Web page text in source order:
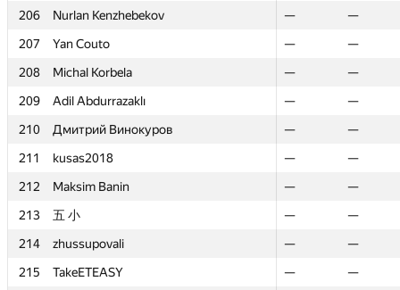
206
Nurlan Kenzhebekov —
—
207
Yan Couto —
—
208
Michal Korbela —
—
209
Adil Abdurrazaklı —
—
210
Дмитрий Винокуров —
—
211
kusas2018 —
—
212
Maksim Banin —
—
213
五 小 —
—
214
zhussupovali —
—
215
TakeETEASY —
—
206
Nurlan Kenzhebekov —
—
207
Yan Couto —
—
208
Michal Korbela —
—
209
Adil Abdurrazaklı —
—
210
Дмитрий Винокуров —
—
211
kusas2018 —
—
212
Maksim Banin —
—
213
五 小 —
—
214
zhussupovali —
—
215
TakeETEASY —
—